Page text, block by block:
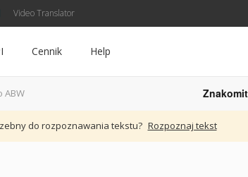
Video Translator
Cennik Help
ABW
do rozpoznawania tekstu? Rozpoznaj tekst